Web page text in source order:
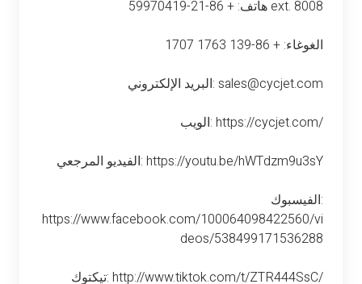
هاتف: + 86-21-59970419 ext. 8008
الغوغاء: + 86-139 1763 1707
البريد الإلكتروني: sales@cycjet.com
الويب: https://cycjet.com/
الفيديو المرجعي: https://youtu.be/hWTdzm9u3sY
الفيسبوك:
https://www.facebook.com/100064098422560/vi
deos/538499171536288
تيكتوك: http://www.tiktok.com/t/ZTR444SsC/